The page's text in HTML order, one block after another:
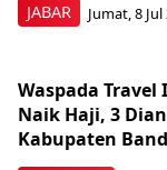
JABAR Jumat, 8 Jul
Waspada Travel
Naik Haji, 3
Kabupaten